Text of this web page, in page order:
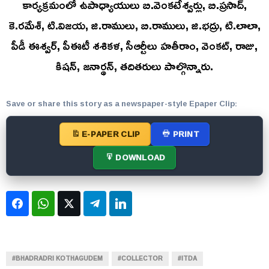
కె.రమేశ్, టి.విజయ, జి.రాములు, బి.రాములు, జి.భద్రు, టి.లాలా,
పీడీ ఈశ్వర్, పీఈటీ శశికళ, సీఆర్టీలు హతీరాం, వెంకట్, రాజు,
కిషన్, జనార్థన్, తదితరులు పాల్గొన్నారు.
Save or share this story as a newspaper-style Epaper Clip:
E-PAPER CLIP
PRINT
DOWNLOAD
FacebookWhatsApp
Twitter Telegram
#BHADRADRI KOTHAGUDEM #COLLECTOR #ITDA